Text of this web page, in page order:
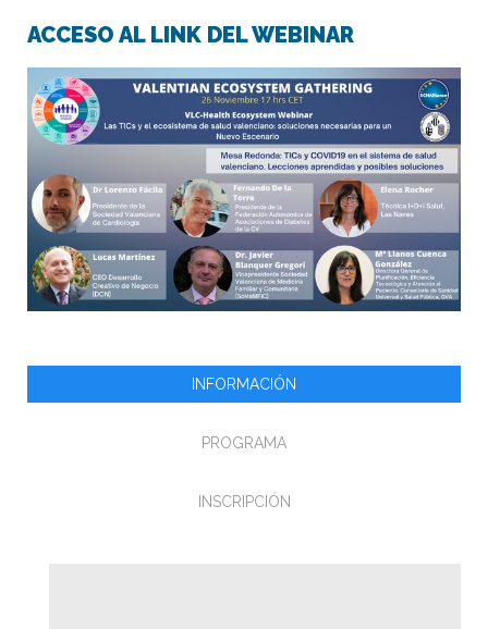
ACCESO AL LINK DEL WEBINAR
INFORMACIÓN
PROGRAMA
INSCRIPCIÓN